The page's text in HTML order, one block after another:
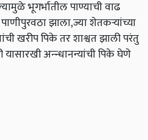
भूगर्भातील पाण्याची वाढ
झाला,ज्या शेतकऱ्यांच्या
खरीप पिके तर शाश्वत झाली परंतु
यासारखी अन्न्धानन्यांची पिके घेणे